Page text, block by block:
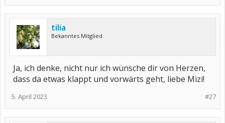
tilia
Bekanntes Mitglied
Ja, ich denke, nicht nur ich wünsche dir von Herzen,
dass da etwas klappt und vorwärts geht, liebe Mizi!
#27
5. April 2023